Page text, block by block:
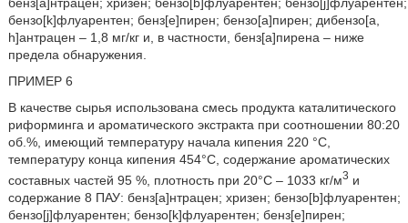
бенз[а]нтрацен; хризен; бензо[b]флуарентен; бензо[j]флуарентен;
бензо[k]флуарентен; бенз[е]пирен; бензо[а]пирен; дибензо[a,
h]антрацен – 1,8 мг/кг и, в частности, бенз[а]пирена – ниже
предела обнаружения.
ПРИМЕР 6
В качестве сырья использована смесь продукта каталитического
риформинга и ароматического экстракта при соотношении 80:20
об.%, имеющий температуру начала кипения 220 °С,
температуру конца кипения 454°С, содержание ароматических
составных частей 95 %, плотность при 20°С – 1033 кг/м3 и
содержание 8 ПАУ: бенз[а]нтрацен; хризен; бензо[b]флуарентен;
бензо[j]флуарентен; бензо[k]флуарентен; бенз[е]пирен;